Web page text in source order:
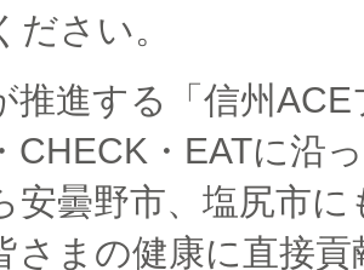
ださい。
推進する「信州
CHECK・EATに沿
安曇野市、塩尻市
さまの健康に直接